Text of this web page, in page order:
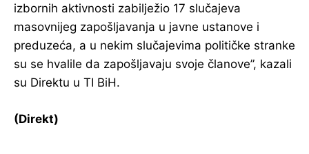
izbornih aktivnosti zabilježio 17 slučajeva
masovnijeg zapošljavanja u javne ustanove i
preduzeća, a u nekim slučajevima političke stranke
su se hvalile da zapošljavaju svoje članove”, kazali
su Direktu u TI BiH.
(Direkt)